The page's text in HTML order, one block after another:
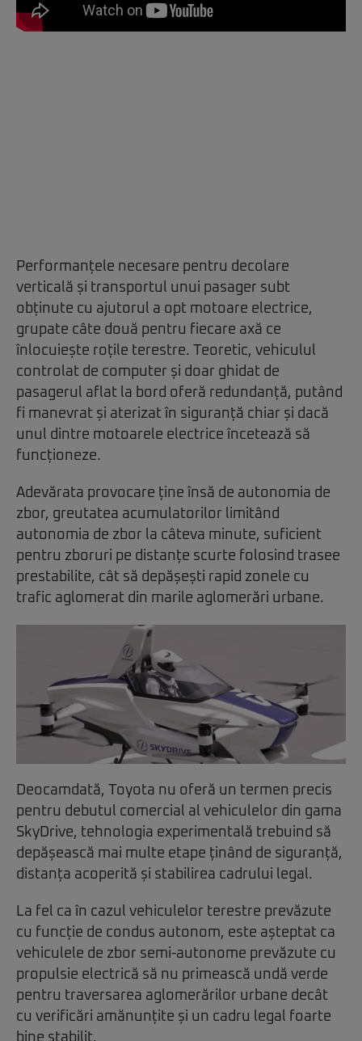
Performanțele necesare pentru decolare
verticală și transportul unui pasager subt
obținute cu ajutorul a opt motoare electrice,
grupate câte două pentru fiecare axă ce
înlocuiește roțile terestre. Teoretic, vehiculul
controlat de computer și doar ghidat de
pasagerul aflat la bord oferă redundanță, putând
fi manevrat și aterizat în siguranță chiar și dacă
unul dintre motoarele electrice încetează să
funcționeze.
Adevărata provocare ține însă de autonomia de
zbor, greutatea acumulatorilor limitând
autonomia de zbor la câteva minute, suficient
pentru zboruri pe distanțe scurte folosind trasee
prestabilite, cât să depășești rapid zonele cu
trafic aglomerat din marile aglomerări urbane.
Deocamdată, Toyota nu oferă un termen precis
pentru debutul comercial al vehiculelor din gama
SkyDrive, tehnologia experimentală trebuind să
depășească mai multe etape ținând de siguranță,
distanța acoperită și stabilirea cadrului legal.
La fel ca în cazul vehiculelor terestre prevăzute
cu funcție de condus autonom, este așteptat ca
vehiculele de zbor semi-autonome prevăzute cu
propulsie electrică să nu primească undă verde
pentru traversarea aglomerărilor urbane decât
cu verificări amănunțite și un cadru legal foarte
bine stabilit.